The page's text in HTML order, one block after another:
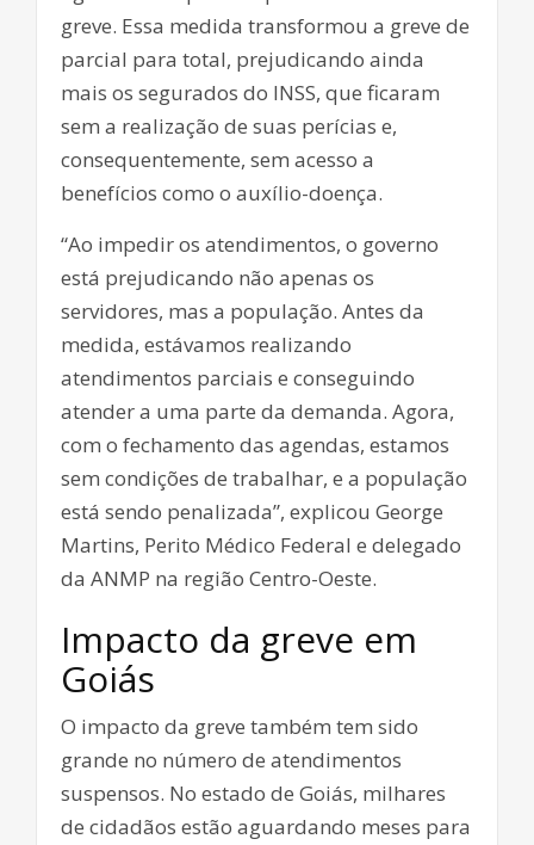
greve. Essa medida transformou a greve de
parcial para total, prejudicando ainda
mais os segurados do INSS, que ficaram
sem a realização de suas perícias e,
consequentemente, sem acesso a
benefícios como o auxílio-doença.
“Ao impedir os atendimentos, o governo
está prejudicando não apenas os
servidores, mas a população. Antes da
medida, estávamos realizando
atendimentos parciais e conseguindo
atender a uma parte da demanda. Agora,
com o fechamento das agendas, estamos
sem condições de trabalhar, e a população
está sendo penalizada”, explicou George
Martins, Perito Médico Federal e delegado
da ANMP na região Centro-Oeste.
Impacto da greve em
Goiás
O impacto da greve também tem sido
grande no número de atendimentos
suspensos. No estado de Goiás, milhares
de cidadãos estão aguardando meses para